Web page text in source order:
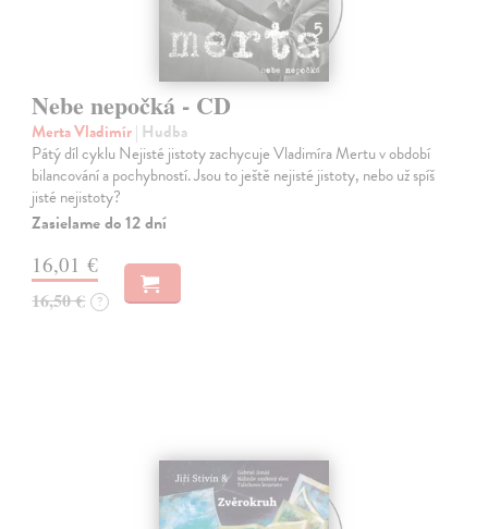
Nebe nepočká - CD
Merta Vladimír| Hudba
Pátý díl cyklu Nejisté jistoty zachycuje Vladimíra Mertu v období
bilancování a pochybností. Jsou to ještě nejisté jistoty, nebo už spíš
jisté nejistoty?
Zasielame do 12 dní
16,01 €
16,50 € ?